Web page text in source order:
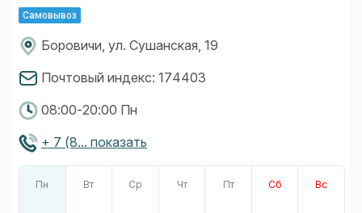
Самовывоз
Боровичи, ул. Сушанская, 19
Почтовый индекс: 174403
08:00-20:00 Пн
+ 7 (8... показать
Пн Вт Ср Чт Пт Сб Вс